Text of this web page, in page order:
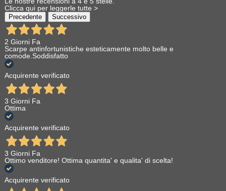
Clicca qui per leggerle tutte >
Precedente Successivo
2 Giorni Fa
Scarpe antinfortunistiche esteticamente molto belle e
comode.Soddisfatto
Acquirente verificato
3 Giorni Fa
Ottima
Acquirente verificato
3 Giorni Fa
Ottimo venditore! Ottima quantita' e qualita' di scelta!
Acquirente verificato